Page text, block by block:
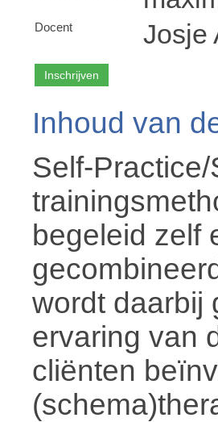
Docent Josje
Inhoud van
Self-
begeleid zelf
wordt daarbij
ervaring van
cliënten